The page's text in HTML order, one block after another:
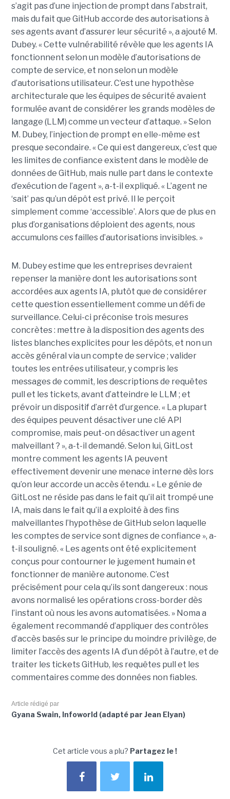
s’agit pas d’une injection de prompt dans l’abstrait,
mais du fait que GitHub accorde des autorisations à
ses agents avant d’assurer leur sécurité », a ajouté M.
Dubey. « Cette vulnérabilité révèle que les agents IA
fonctionnent selon un modèle d’autorisations de
compte de service, et non selon un modèle
d’autorisations utilisateur. C’est une hypothèse
architecturale que les équipes de sécurité avaient
formulée avant de considérer les grands modèles de
langage (LLM) comme un vecteur d’attaque. » Selon
M. Dubey, l’injection de prompt en elle-même est
presque secondaire. « Ce qui est dangereux, c’est que
les limites de confiance existent dans le modèle de
données de GitHub, mais nulle part dans le contexte
d’exécution de l’agent », a-t-il expliqué. « L’agent ne
‘sait’ pas qu’un dépôt est privé. Il le perçoit
simplement comme ‘accessible’. Alors que de plus en
plus d’organisations déploient des agents, nous
accumulons ces failles d’autorisations invisibles. »
M. Dubey estime que les entreprises devraient
repenser la manière dont les autorisations sont
accordées aux agents IA, plutôt que de considérer
cette question essentiellement comme un défi de
surveillance. Celui-ci préconise trois mesures
concrètes : mettre à la disposition des agents des
listes blanches explicites pour les dépôts, et non un
accès général via un compte de service ; valider
toutes les entrées utilisateur, y compris les
messages de commit, les descriptions de requêtes
pull et les tickets, avant d’atteindre le LLM ; et
prévoir un dispositif d’arrêt d’urgence. « La plupart
des équipes peuvent désactiver une clé API
compromise, mais peut-on désactiver un agent
malveillant ? », a-t-il demandé. Selon lui, GitLost
montre comment les agents IA peuvent
effectivement devenir une menace interne dès lors
qu’on leur accorde un accès étendu. « Le génie de
GitLost ne réside pas dans le fait qu’il ait trompé une
IA, mais dans le fait qu’il a exploité à des fins
malveillantes l’hypothèse de GitHub selon laquelle
les comptes de service sont dignes de confiance », a-
t-il souligné. « Les agents ont été explicitement
conçus pour contourner le jugement humain et
fonctionner de manière autonome. C’est
précisément pour cela qu’ils sont dangereux : nous
avons normalisé les opérations cross-border dès
l’instant où nous les avons automatisées. » Noma a
également recommandé d’appliquer des contrôles
d’accès basés sur le principe du moindre privilège, de
limiter l’accès des agents IA d’un dépôt à l’autre, et de
traiter les tickets GitHub, les requêtes pull et les
commentaires comme des données non fiables.
Article rédigé par
Gyana Swain, Infoworld (adapté par Jean Elyan)
Cet article vous a plu? Partagez le !